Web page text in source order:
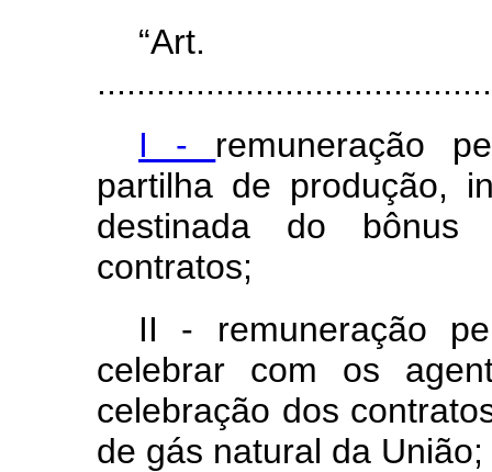
I - remuneração
partilha de produção,
destinada do bônus
contratos;
II - remuneração
celebrar com os
celebração dos
de gás natural da União;